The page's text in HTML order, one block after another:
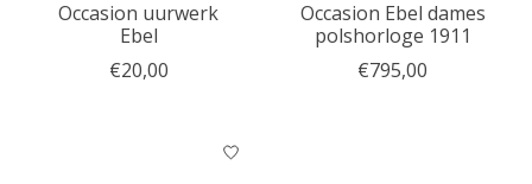
Occasion uurwerk
Ebel
€20,00
Occasion Ebel dames
polshorloge 1911
€795,00